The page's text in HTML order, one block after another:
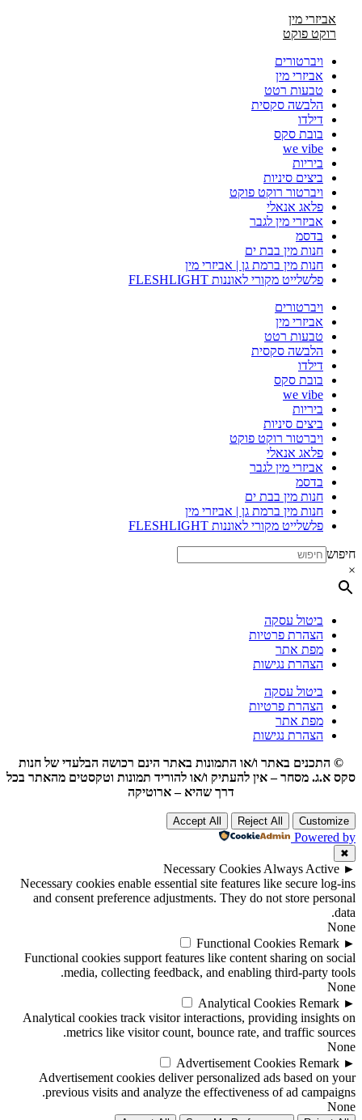
אביזרי מין
רוקט פוקט
ויברטורים
אביזרי מין
טבעות רטט
הלבשה סקסית
דילדו
בובת סקס
we vibe
ביריות
ביצים סיניות
ויברטור רוקט פוקט
פלאג אנאלי
אביזרי מין לגבר
בדסמ
חנות מין בבת ים
חנות מין ברמת גן | אביזרי מין
פלשלייט מקורי לאוננות FLESHLIGHT
ויברטורים
אביזרי מין
טבעות רטט
הלבשה סקסית
דילדו
בובת סקס
we vibe
ביריות
ביצים סיניות
ויברטור רוקט פוקט
פלאג אנאלי
אביזרי מין לגבר
בדסמ
חנות מין בבת ים
חנות מין ברמת גן | אביזרי מין
פלשלייט מקורי לאוננות FLESHLIGHT
חיפוש
×
ביטול עסקה
הצהרת פרטיות
מפת אתר
הצהרת נגישות
ביטול עסקה
הצהרת פרטיות
מפת אתר
הצהרת נגישות
© התכנים באתר ו/או התמונות באתר הינם רכושה הבלעדי של חנות
סקס א.ג. מסחר – אין להעתיק ו/או להוריד תמונות וטקסטים מהאתר בכל
דרך שהיא – ארוטיקה
Customize
Reject All
Accept All
Powered by
✖
►
Necessary Cookies Always Active
Necessary cookies enable essential site features like secure log-ins
and consent preference adjustments. They do not store personal
data.
None
►
Functional Cookies Remark
Functional cookies support features like content sharing on social
media, collecting feedback, and enabling third-party tools.
None
►
Analytical Cookies Remark
Analytical cookies track visitor interactions, providing insights on
metrics like visitor count, bounce rate, and traffic sources.
None
►
Advertisement Cookies Remark
Advertisement cookies deliver personalized ads based on your
previous visits and analyze the effectiveness of ad campaigns.
None